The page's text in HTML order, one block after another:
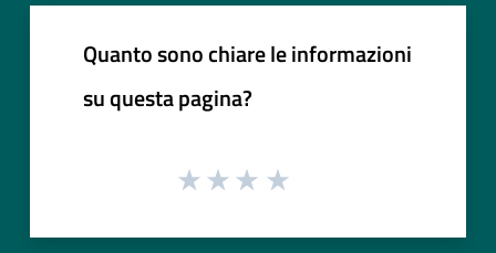
Quanto sono chiare le informazioni
su questa pagina?